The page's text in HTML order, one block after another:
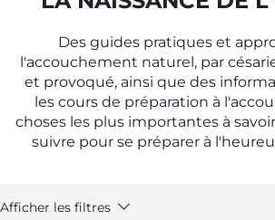
Des guides pratiques et
l'accouchement naturel, par
et provoqué, ainsi que des
les cours de préparation à
choses les plus importantes à
suivre pour se préparer à
Afficher les filtres